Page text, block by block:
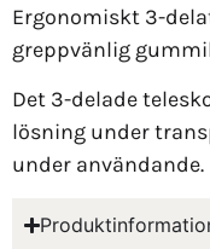
Ergonomiskt 3-
greppvänlig
Det 3-delade
lösning under
under användande.